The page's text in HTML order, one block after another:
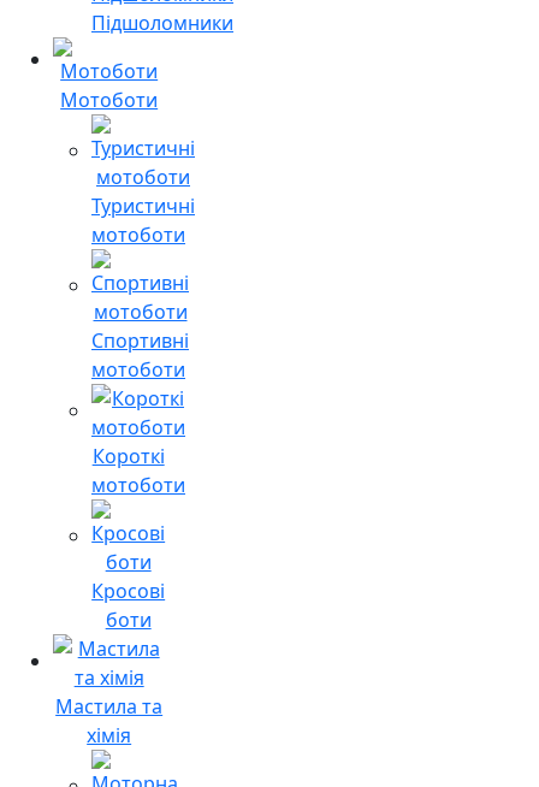
Підшоломники
Мотоботи
Туристичні
мотоботи
Спортивні
мотоботи
Короткі
мотоботи
Кросові
боти
Мастила та
хімія